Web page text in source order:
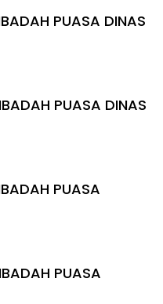
PUASA DINAS
PUASA DINAS
PUASA
PUASA